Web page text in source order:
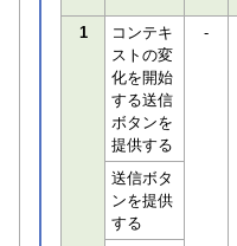
1
コンテキ
ストの変
化を開始
する送信
ボタンを
提供する
-
送信ボタ
ンを提供
する